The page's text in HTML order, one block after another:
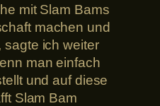
mit Slam Bams
machen und
sagte ich weiter
man einfach
und auf diese
Slam Bam